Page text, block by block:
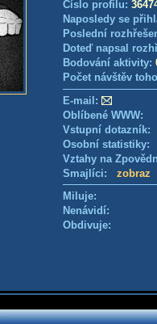
Číslo profilu:
Naposledy se
Poslední
Doteď napsal
Bodování aktivity:
Počet návštěv
E-mail:
Oblíbené WWW:
Vstupní
Osobní
Vztahy na
Smajlíci: zobraz
Miluje:
Nenávidí:
Obdivuje: